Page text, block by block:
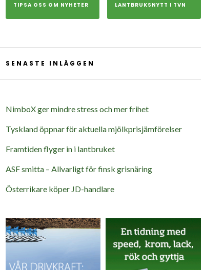
TIPSA OSS OM NYHETER LANTBRUKSNYTT I TVN
SENASTE INLÄGGEN
NimboX ger mindre stress och mer frihet
Tyskland öppnar för aktuella mjölkprisjämförelser
Framtiden flyger in i lantbruket
ASF smitta – Allvarligt för finsk grisnäring
Österrikare köper JD-handlare